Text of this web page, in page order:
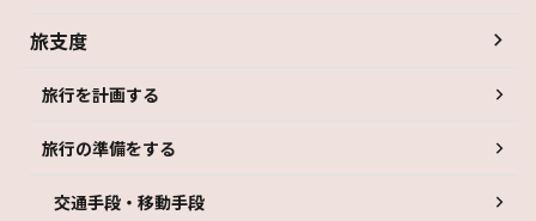
旅支度
旅行を計画する
旅行の準備をする
交通手段・移動手段